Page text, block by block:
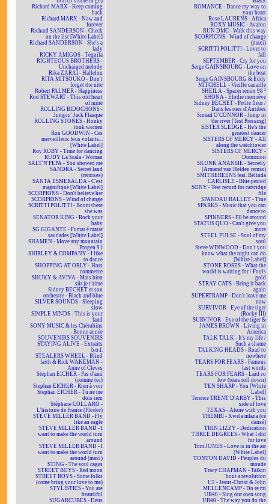
Richard MARX - Keep coming
back
Richard MARX - Now and
forever
Richard SANDERSON - Check
on the list [White Label]
Richard SANDERSON - She's a
lady
RICKY AMIGOS - Téquila
RIGHTEOUS BROTHERS -
Unchained melody
Rika ZARAÏ - Hallelou
RITA MITSOUKO - Don't
forget the nite
Robert PALMER - Happiness
Rod STEWART - This old heart
of mine
ROLLING BIDOCHONS -
Jumpin' Jack Flasque
ROLLING STONES - Honky
tonk women
Ron GOODWIN - Ces
merveilleux fous volants...
[White Label]
Roy ROBY - Time for dancing
RUDY La Scala - Woman
SALT'N'PEPA - You showed me
SANDRA - Secret land
(remixes)
SANTA ESMERALDA - C'est
magnifique [White Label]
SCORPIONS - Don't believe her
SCORPIONS - Wind of change
SCRITTI POLITTI - Boom there
she was
SENATOR KING - Rock your
baby
SG GIGANTE - Fumar é matar
saudades [White Label]
SHAMEN - Move any mountain
Progen 91
SHIRLEY & COMPANY - I like
to dance
SHOPPING AT ORLY - Hors
commerce
SHUKY & AVIVA - Mais bien
sûr je t'aime
Sidney BECHET et son
orchestre - Black and blue
SILVER SOUNDS - Sleeping
slow
SIMPLE MINDS - This is your
land
SONY MUSIC & les Chérubins
- Bonne année
SOUVENIRS SOUVENIRS
STAYING ALIVE - Extraits
b.o.f.
STEALERS WHEEL - Blind
faith & Rick WAKEMAN -
Anne of Cleves
Stephan EICHER - Pas d'ami
(comme toi)
Stephan EICHER - Rien à voir
Stephan EICHER - Tu ne me
dois rien
Stéphane COLLARO -
L'histoire de France (Flodor)
STEVE MILLER BAND - Fly
like an eagle
STEVE MILLER BAND - I
want to make the world turn
around
STEVE MILLER BAND - I
want to make the world turn
around (maxi)
STING - The soul cages
STREET BOYS - Red moon
STREET BOYS - Some folks
(come bring your love to me)
STYLISTICS - You are
beautiful
SUGARCUBES - Deus
ROMANCE - Dance my way to
your heart
Rose LAURENS - Africa
ROXY MUSIC - Avalon
RUN DMC - Walk this way
SCORPIONS - Wind of change
(maxi)
SCRITTI POLITTI - Lover to
fall
SEPTEMBER - Cry for you
Serge GAINSBOURG - Love on
the beat
Serge GAINSBOURG & Eddy
MITCHELL - Vieille canaille
SHEILA - Spacer remix 98 ²
SHONA - Elodie mon rêve
Sidney BECHET - Petite fleur /
Dans les rues d'Antibes
Sinead O'CONNOR - Jump in
the river [Test Pressing]
SISTER SLEDGE - He's the
greatest dancer
SISTERS OF MERCY - All
along the watchtower
SISTERS OF MERCY -
Dominion
SKUNK ANANSIE - Secretly
(Armand van Helden remix)
SMITHEREENS feat. Belinda
CARLISLE - Blue period
SONY - Test record for cartridge
file
SPANDAU BALLET - True
SPARKS - Music that you can
dance to
SPINNERS - I'll be around
STATUS QUO - Can't give you
more
STEEL PULSE - Soul of my
soul
Steve WINWOOD - Don't you
know what the night can do
[White Label]
STONE ROSES - What the
world is waiting for / Fools
gold
STRAY CATS - Bring it back
again
SUPERTRAMP - Don't leave me
now
SURVIVOR - Eye of the tiger
(Rocky III)
SURVIVOR - Eye of the tiger &
JAMES BROWN - Living in
America
TALK TALK - It's my life /
Such a shame
TALKING HEADS - Road to
nowhere
TEARS FOR FEARS - Famous
last words
TEARS FOR FEARS - Laid so
low (tears roll down)
TEN SHARP - You [White
Label]
Terence TRENT D'ARBY - This
side of love
TEXAS - Alone with you
THEMBI - Kwela mfana (cé
dansé)
THIN LIZZY - Dedication
THREE DEGREES - What I did
for love
Tom JONES - Love is in the air
[White Label]
TONTON DAVID - Peuples du
monde
Tracy CHAPMAN - Talkin
'bout a revolution
U2 - Jesus-Christ & John
MELLENCAMP - Do re mi
UB40 - Sing our own song
UB40 - The way you do the